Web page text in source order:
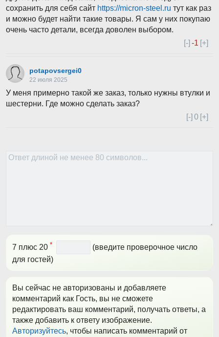
сохранить для себя сайт https://micron-steel.ru тут как раз
и можно будет найти такие товары. Я сам у них покупаю
очень часто детали, всегда доволен выбором.
[-] -1 [+]
potapovsergei0
22 июля 2025
У меня примерно такой же заказ, только нужны втулки и
шестерни. Где можно сделать заказ?
[-] 0 [+]
7 плюс 20 *
(введите проверочное число
для гостей)
Вы сейчас не авторизованы и добавляете
комментарий как Гость, вы не сможете
редактировать ваш комментарий, получать ответы, а
также добавить к ответу изображение.
Авторизуйтесь, чтобы написать комментарий от